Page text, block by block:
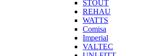
STOUT
REHAU
WATTS
Comisa
Imperial
VALTEC